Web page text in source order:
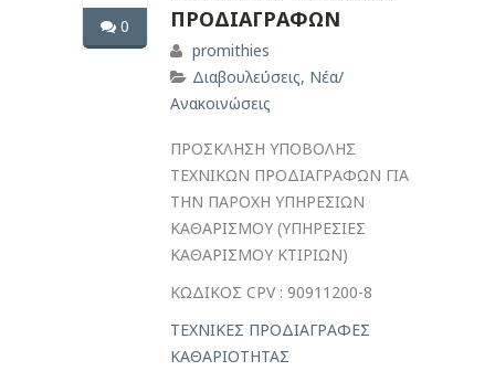
0
ΠΡΟΔΙΑΓΡΑΦΩΝ
promithies
Διαβουλεύσεις, Νέα/
Ανακοινώσεις
ΠΡΟΣΚΛΗΣΗ ΥΠΟΒΟΛΗΣ
ΤΕΧΝΙΚΩΝ ΠΡΟΔΙΑΓΡΑΦΩΝ ΓΙΑ
THN ΠΑΡΟΧΗ ΥΠΗΡΕΣΙΩΝ
ΚΑΘΑΡΙΣΜΟΥ (ΥΠΗΡΕΣΙΕΣ
ΚΑΘΑΡΙΣΜΟΥ ΚΤΙΡΙΩΝ)
ΚΩΔΙΚΟΣ CPV : 90911200-8
ΤΕΧΝΙΚΕΣ ΠΡΟΔΙΑΓΡΑΦΕΣ
ΚΑΘΑΡΙΟΤΗΤΑΣ